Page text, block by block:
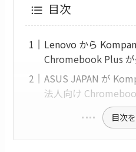
目次
Lenovo から
Chromebook Plus
ASUS JAPAN が
法人向け
目次